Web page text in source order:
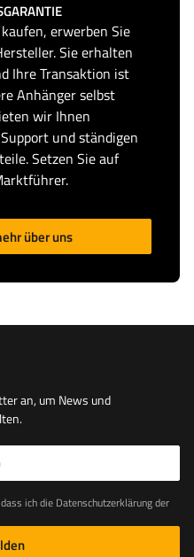
kaufen, erwerben Sie
Sie erhalten
Ihre Transaktion ist
Anhänger selbst
wir Ihnen
und ständigen
Setzen Sie auf
über uns
an, um News und
der Website zur Kenntnis genommen habe